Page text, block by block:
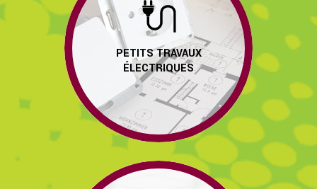
PETITS TRAVAUX
ÉLECTRIQUES